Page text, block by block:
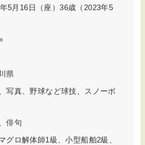
5月16日（座）36歳（2023年5
県
真、野球など球技、スノーボ
俳句
グロ解体師1級、小型船舶2級、